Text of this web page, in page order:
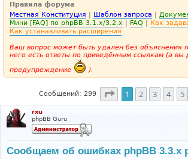
Правила форума
Местная Конституция | Шаблон запроса |
Мини [FAQ] по phpBB 3.1.x/3.2.x | FAQ | Как
Как устанавливать расширения
Ваш вопрос может быть удален без объяснения
него есть ответы по приведённым ссылкам (а вы
предупреждение
).
Сообщений: 299 Страница 1 из20
1 2 3 4 5
rxu
phpBB Guru
Сообщаем об ошибках phpBB 3.3.x